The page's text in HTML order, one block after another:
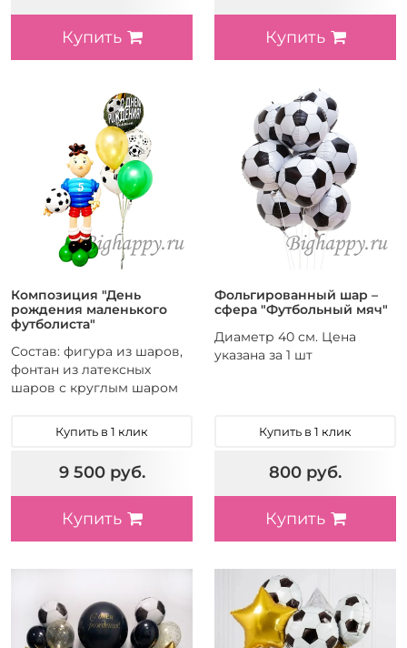
Купить Купить
Композиция "День
рождения маленького
футболиста"
Состав: фигура из шаров,
фонтан из латексных
шаров с круглым шаром
Купить в 1 клик
9 500 руб.
Купить
Фольгированный шар –
сфера "Футбольный мяч"
Диаметр 40 см. Цена
указана за 1 шт
Купить в 1 клик
800 руб.
Купить